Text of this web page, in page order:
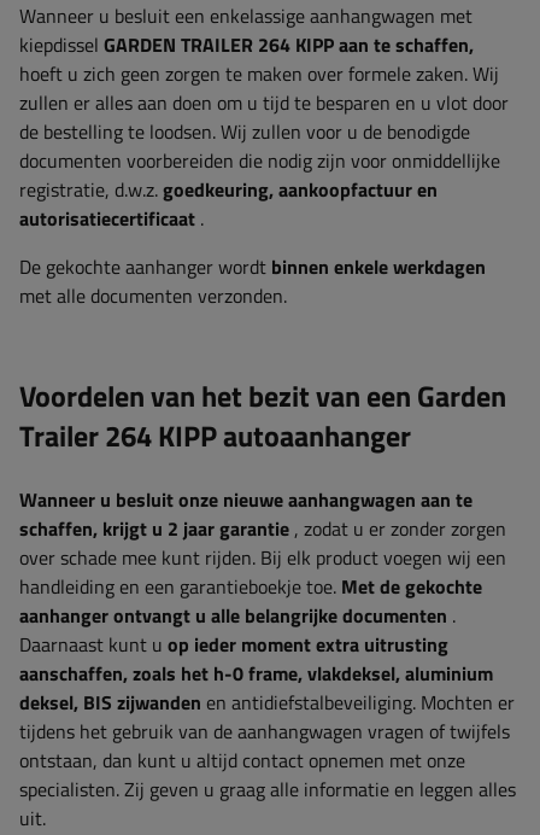
Wanneer u besluit een enkelassige aanhangwagen met
kiepdissel GARDEN TRAILER 264 KIPP aan te schaffen,
hoeft u zich geen zorgen te maken over formele zaken. Wij
zullen er alles aan doen om u tijd te besparen en u vlot door
de bestelling te loodsen. Wij zullen voor u de benodigde
documenten voorbereiden die nodig zijn voor onmiddellijke
registratie, d.w.z.goedkeuring, aankoopfactuur en
autorisatiecertificaat .
De gekochte aanhanger wordt binnen enkele werkdagen
met alle documenten verzonden.
Voordelen van het bezit van een Garden
Trailer 264 KIPP autoaanhanger
Wanneer u besluit onze nieuwe aanhangwagen aan te
schaffen, krijgt u 2 jaar garantie , zodat u er zonder zorgen
over schade mee kunt rijden. Bij elk product voegen wij een
handleiding en een garantieboekje toe. Met de gekochte
aanhanger ontvangt u alle belangrijke documenten .
Daarnaast kunt u op ieder moment extra uitrusting
aanschaffen, zoals het h-0 frame, vlakdeksel, aluminium
deksel, BIS zijwanden en antidiefstalbeveiliging. Mochten er
tijdens het gebruik van de aanhangwagen vragen of twijfels
ontstaan, dan kunt u altijd contact opnemen met onze
specialisten. Zij geven u graag alle informatie en leggen alles
uit.